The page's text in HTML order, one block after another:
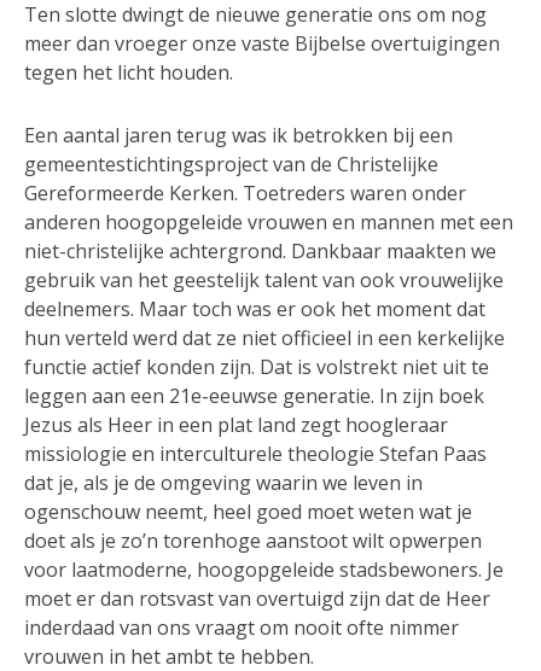
Ten slotte dwingt de nieuwe generatie ons om nog
meer dan vroeger onze vaste Bijbelse overtuigingen
tegen het licht houden.
Een aantal jaren terug was ik betrokken bij een
gemeentestichtingsproject van de Christelijke
Gereformeerde Kerken. Toetreders waren onder
anderen hoogopgeleide vrouwen en mannen met een
niet-christelijke achtergrond. Dankbaar maakten we
gebruik van het geestelijk talent van ook vrouwelijke
deelnemers. Maar toch was er ook het moment dat
hun verteld werd dat ze niet officieel in een kerkelijke
functie actief konden zijn. Dat is volstrekt niet uit te
leggen aan een 21e-eeuwse generatie. In zijn boek
Jezus als Heer in een plat land zegt hoogleraar
missiologie en interculturele theologie Stefan Paas
dat je, als je de omgeving waarin we leven in
ogenschouw neemt, heel goed moet weten wat je
doet als je zo’n torenhoge aanstoot wilt opwerpen
voor laatmoderne, hoogopgeleide stadsbewoners. Je
moet er dan rotsvast van overtuigd zijn dat de Heer
inderdaad van ons vraagt om nooit ofte nimmer
vrouwen in het ambt te hebben.